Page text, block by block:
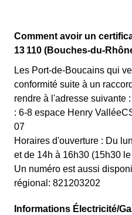
Comment avoir un
13 110 (Bouches-du-
Les Port-de-Boucains qui
conformité suite à un
rendre à l'adresse suivante
: 6-8 espace Henry
07
Horaires d'ouverture : Du
et de 14h à 16h30 (15h30
Un numéro est aussi
régional: 821203202
Informations Électricité/